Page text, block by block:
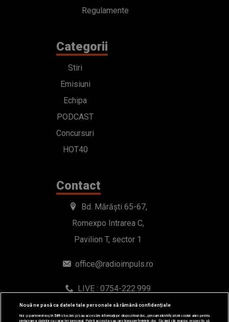
Regulamente
Categorii
Stiri
Emisiuni
Echipa
PODCAST
Concursuri
HOT40
Contact
Bd. Mărăști 65-67,
Romexpo Intrarea C,
Pavilion T, sector 1
office@radioimpuls.ro
LIVE : 0754-222.999
WhatsApp: 0754-222.999
Nouă ne pasă ca datele tale personale să rămână confidențiale
Noi și partenerii noștri589stocăm și/sau accesăm informații pe dispozitivul dvs., precum identificatorii cookie unici pentru
prelucrarea datelor cu caracter personal. Puteți accepta sau gestiona preferințele dvs. făcând clic mai jos, respectiv vă